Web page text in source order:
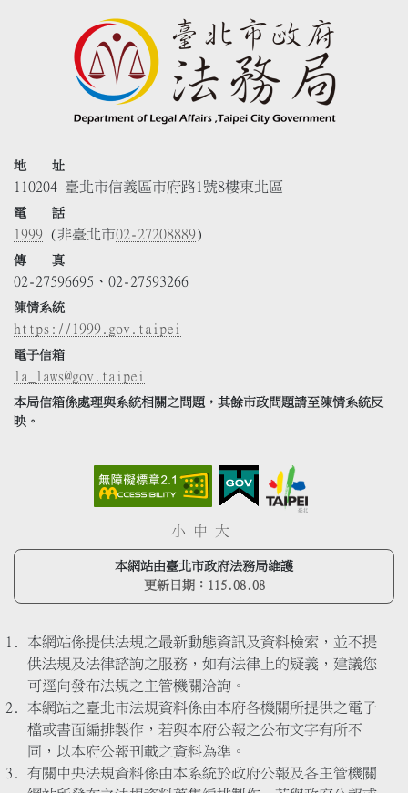
地 址
110204 臺北市信義區市府路1號8樓東北區
電 話
1999 (非臺北市02-27208889)
傳 真
02-27596695、02-27593266
陳情系統
https://1999.gov.taipei
電子信箱
la_laws@gov.taipei
本局信箱係處理與系統相關之問題，其餘市政問題請至陳情系統反
映。
小 中 大
本網站由臺北市政府法務局維護
更新日期： 115.08.08
本網站係提供法規之最新動態資訊及資料檢索，並不提
供法規及法律諮詢之服務，如有法律上的疑義，建議您
可逕向發布法規之主管機關洽詢。
本網站之臺北市法規資料係由本府各機關所提供之電子
檔或書面編排製作，若與本府公報之公布文字有所不
同，以本府公報刊載之資料為準。
有關中央法規資料係由本系統於政府公報及各主管機關